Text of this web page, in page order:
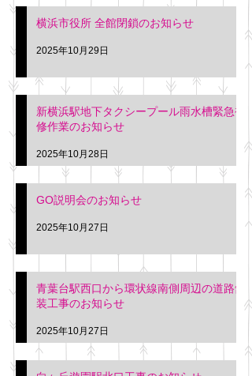
横浜市役所 全館閉鎖のお知らせ
2025年10月29日
新横浜駅地下タクシープール雨水槽緊急補
修作業のお知らせ
2025年10月28日
GO説明会のお知らせ
2025年10月27日
青葉台駅西口から環状線南側周辺の道路舗
装工事のお知らせ
2025年10月27日